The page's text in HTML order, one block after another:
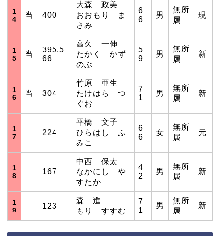
1
4
当 400
大森 政美
おおもり ま
さみ
6
6
男
無所
属
現
1
5
当
395.5
66
高久 一伸
たかく かず
のぶ
5
9
男
無所
属
新
1
6
当 304
竹原 亜生
たけはら つ
ぐお
7
1
男
無所
属
新
1
7
224
平橋 文子
ひらはし ふ
みこ
6
6
女
無所
属
元
1
8
167
中西 保太
なかにし や
すたか
4
2
男
無所
属
新
1
9
123
森 進
もり すすむ
7
1
男
無所
属
新